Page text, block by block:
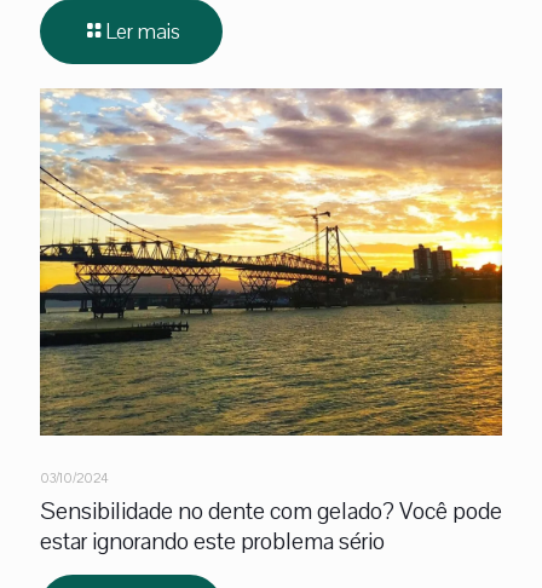
Ler mais
03/10/2024
Sensibilidade no dente com gelado? Você pode
estar ignorando este problema sério